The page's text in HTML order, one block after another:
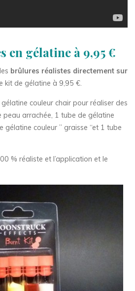
en gélatine à 9,95 €
brûlures réalistes directement sur
kit de gélatine à 9,95 €.
couleur chair pour réaliser des
peau arrachée, 1 tube de gélatine
gélatine couleur ” graisse “et 1 tube
% réaliste et l’application et le